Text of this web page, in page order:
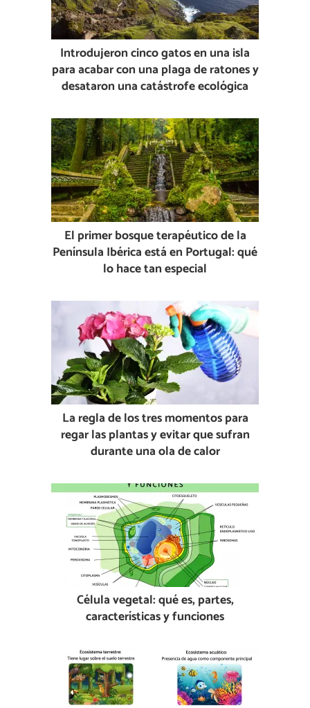
Introdujeron cinco gatos en una isla
para acabar con una plaga de ratones y
desataron una catástrofe ecológica
El primer bosque terapéutico de la
Península Ibérica está en Portugal: qué
lo hace tan especial
La regla de los tres momentos para
regar las plantas y evitar que sufran
durante una ola de calor
Célula vegetal: qué es, partes,
características y funciones